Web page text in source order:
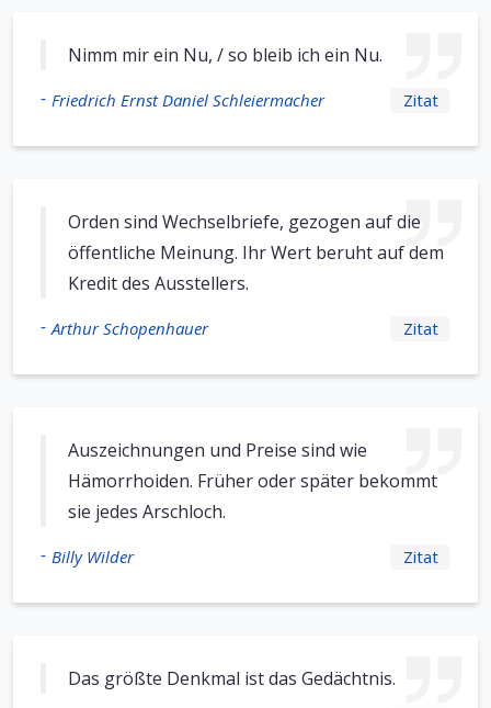
Nimm mir ein Nu, / so bleib ich ein Nu.
- Friedrich Ernst Daniel Schleiermacher Zitat
Orden sind Wechselbriefe, gezogen auf die
öffentliche Meinung. Ihr Wert beruht auf dem
Kredit des Ausstellers.
- Arthur Schopenhauer Zitat
Auszeichnungen und Preise sind wie
Hämorrhoiden. Früher oder später bekommt
sie jedes Arschloch.
- Billy Wilder Zitat
Das größte Denkmal ist das Gedächtnis.